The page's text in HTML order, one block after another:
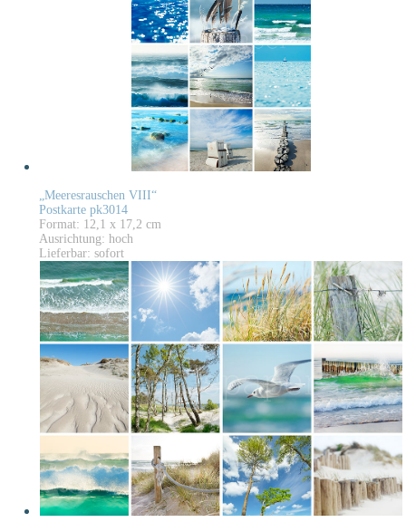
„Meeresrauschen VIII“
Postkarte pk3014
Format: 12,1 x 17,2 cm
Ausrichtung: hoch
Lieferbar: sofort